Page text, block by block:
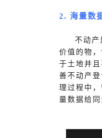
2. 海量数
不动产
价值的物
于土地并
善不动产
理过程中
量数据给同